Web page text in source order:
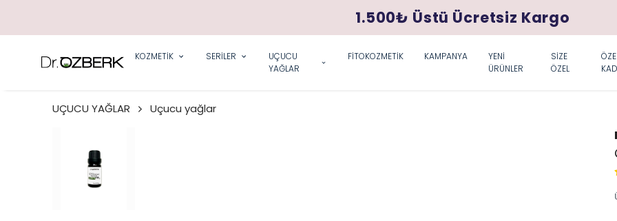
1.500₺ Üstü Ücretsiz Kargo
KOZMETİK SERİLER
UÇUCU
YAĞLAR
FİTOKOZMETİK KAMPANYA
YENİ
ÜRÜNLER
SİZE
ÖZEL
UÇUCU YAĞLAR Uçucu yağlar